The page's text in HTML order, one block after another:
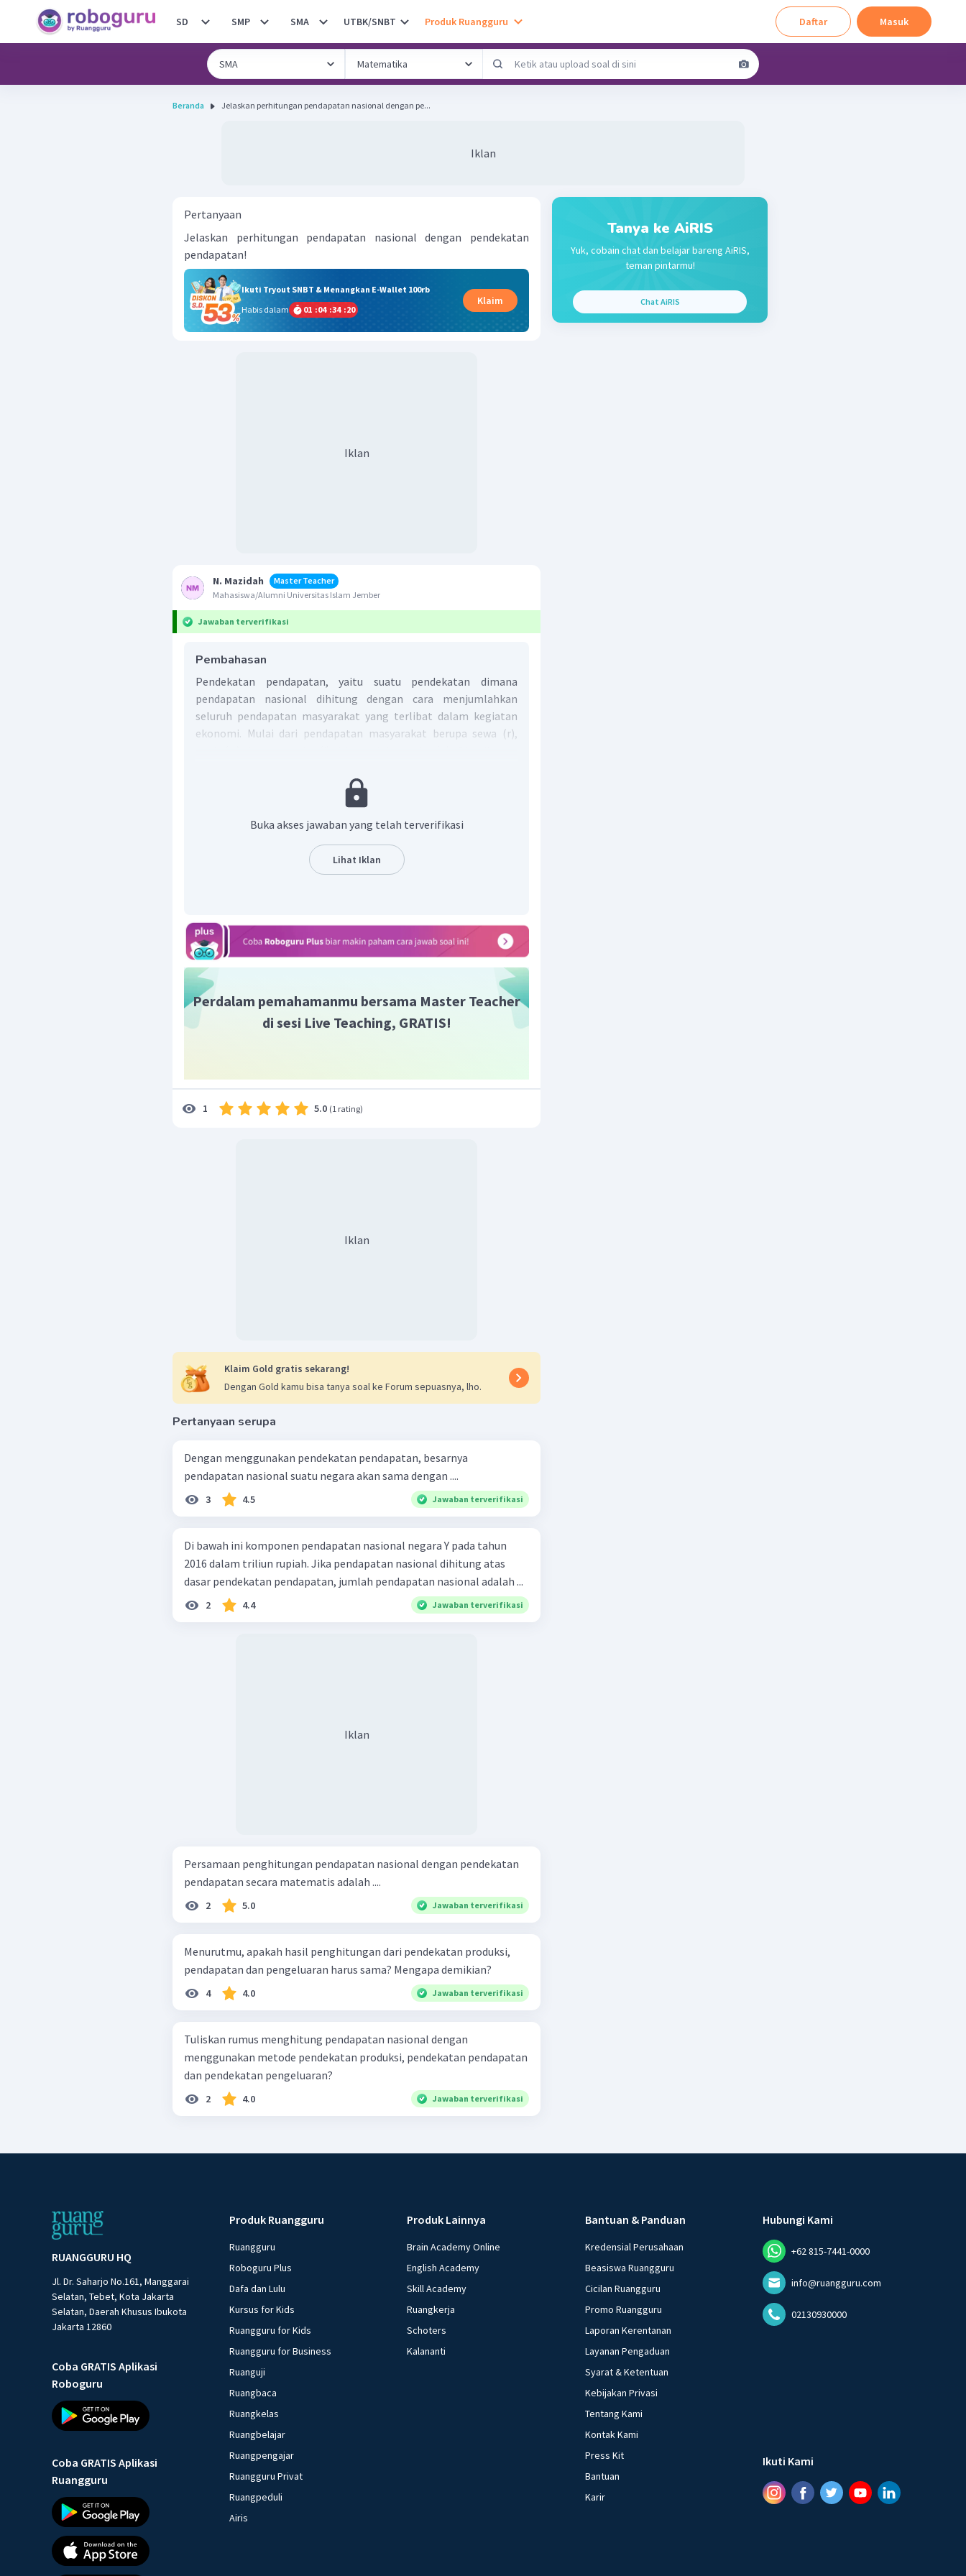
SD SMP SMA UTBK/SNBT Produk Ruangguru Daftar Masuk
Beranda Jelaskan perhitungan pendapatan nasional dengan pe...
Iklan
Pertanyaan
Jelaskan perhitungan pendapatan nasional dengan pendekatan
pendapatan!
Ikuti Tryout SNBT & Menangkan E-Wallet 100rb
Habis dalam
01 :04 :34 :19
Klaim
Iklan
N. Mazidah
Master Teacher
Mahasiswa/Alumni Universitas Islam Jember
Jawaban terverifikasi
Pembahasan
Pendekatan pendapatan, yaitu suatu pendekatan dimana
pendapatan nasional dihitung dengan cara menjumlahkan
seluruh pendapatan masyarakat yang terlibat dalam kegiatan
ekonomi. Mulai dari pendapatan masyarakat berupa sewa (r),
Buka akses jawaban yang telah terverifikasi
Lihat Iklan
Perdalam pemahamanmu bersama Master Teacher
di sesi Live Teaching, GRATIS!
1 5.0 (1 rating)
Iklan
Klaim Gold gratis sekarang!
Dengan Gold kamu bisa tanya soal ke Forum sepuasnya, lho.
Pertanyaan serupa
Dengan menggunakan pendekatan pendapatan, besarnya
pendapatan nasional suatu negara akan sama dengan ....
3 4.5 Jawaban terverifikasi
Di bawah ini komponen pendapatan nasional negara Y pada tahun
2016 dalam triliun rupiah. Jika pendapatan nasional dihitung atas
dasar pendekatan pendapatan, jumlah pendapatan nasional adalah ...
2 4.4 Jawaban terverifikasi
Iklan
Persamaan penghitungan pendapatan nasional dengan pendekatan
pendapatan secara matematis adalah ....
2 5.0 Jawaban terverifikasi
Menurutmu, apakah hasil penghitungan dari pendekatan produksi,
pendapatan dan pengeluaran harus sama? Mengapa demikian?
4 4.0 Jawaban terverifikasi
Tuliskan rumus menghitung pendapatan nasional dengan
menggunakan metode pendekatan produksi, pendekatan pendapatan
dan pendekatan pengeluaran?
2 4.0 Jawaban terverifikasi
Tanya ke AiRIS
Yuk, cobain chat dan belajar bareng AiRIS,
teman pintarmu!
Chat AiRIS
RUANGGURU HQ
Jl. Dr. Saharjo No.161, Manggarai
Selatan, Tebet, Kota Jakarta
Selatan, Daerah Khusus Ibukota
Jakarta 12860
Coba GRATIS Aplikasi
Roboguru
Coba GRATIS Aplikasi
Ruangguru
Produk Ruangguru
Ruangguru
Roboguru Plus
Dafa dan Lulu
Kursus for Kids
Ruangguru for Kids
Ruangguru for Business
Ruanguji
Ruangbaca
Ruangkelas
Ruangbelajar
Ruangpengajar
Ruangguru Privat
Ruangpeduli
Airis
Produk Lainnya
Brain Academy Online
English Academy
Skill Academy
Ruangkerja
Schoters
Kalananti
Bantuan & Panduan
Kredensial Perusahaan
Beasiswa Ruangguru
Cicilan Ruangguru
Promo Ruangguru
Laporan Kerentanan
Layanan Pengaduan
Syarat & Ketentuan
Kebijakan Privasi
Tentang Kami
Kontak Kami
Press Kit
Bantuan
Karir
Hubungi Kami
+62 815-7441-0000
info@ruangguru.com
02130930000
Ikuti Kami